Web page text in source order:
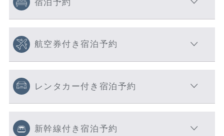
宿泊予約
航空券付き宿泊予約
レンタカー付き宿泊予約
新幹線付き宿泊予約